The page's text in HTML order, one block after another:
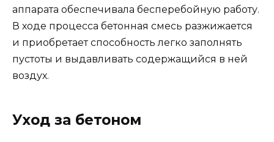
аппарата обеспечивала бесперебойную работу.
В ходе процесса бетонная смесь разжижается
и приобретает способность легко заполнять
пустоты и выдавливать содержащийся в ней
воздух.
Уход за бетоном